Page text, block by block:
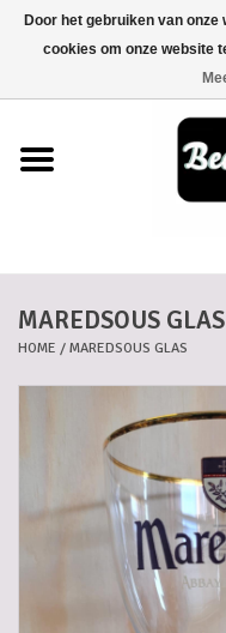
Biermanden
Blikken
Cadeaubonnen
Dankkaartjes
MAREDSOUS GLAS
HOME / MAREDSOUS GLAS
Door het gebruiken van
cookies om onze website